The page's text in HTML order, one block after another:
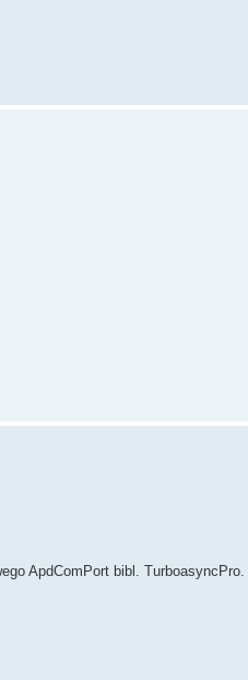
ApdComPort bibl. TurboasyncPro.